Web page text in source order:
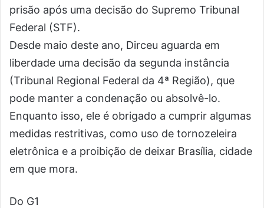
prisão após uma decisão do Supremo Tribunal
Federal (STF).
Desde maio deste ano, Dirceu aguarda em
liberdade uma decisão da segunda instância
(Tribunal Regional Federal da 4ª Região), que
pode manter a condenação ou absolvê-lo.
Enquanto isso, ele é obrigado a cumprir algumas
medidas restritivas, como uso de tornozeleira
eletrônica e a proibição de deixar Brasília, cidade
em que mora.
Do G1